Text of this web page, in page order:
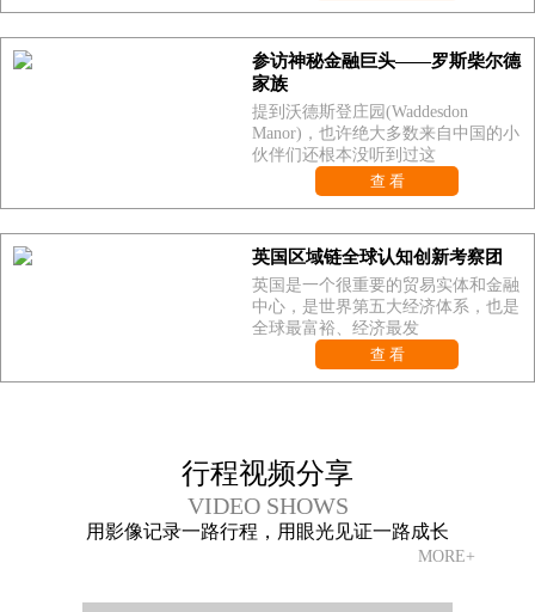
参访神秘金融巨头——罗斯柴尔德
家族
提到沃德斯登庄园(Waddesdon
Manor)，也许绝大多数来自中国的小
伙伴们还根本没听到过这
查 看
英国区域链全球认知创新考察团
英国是一个很重要的贸易实体和金融
中心，是世界第五大经济体系，也是
全球最富裕、经济最发
查 看
行程视频分享
VIDEO SHOWS
用影像记录一路行程，用眼光见证一路成长
MORE+